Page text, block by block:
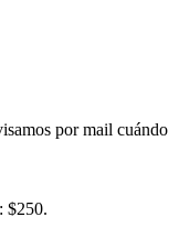
por mail cuándo
$250.